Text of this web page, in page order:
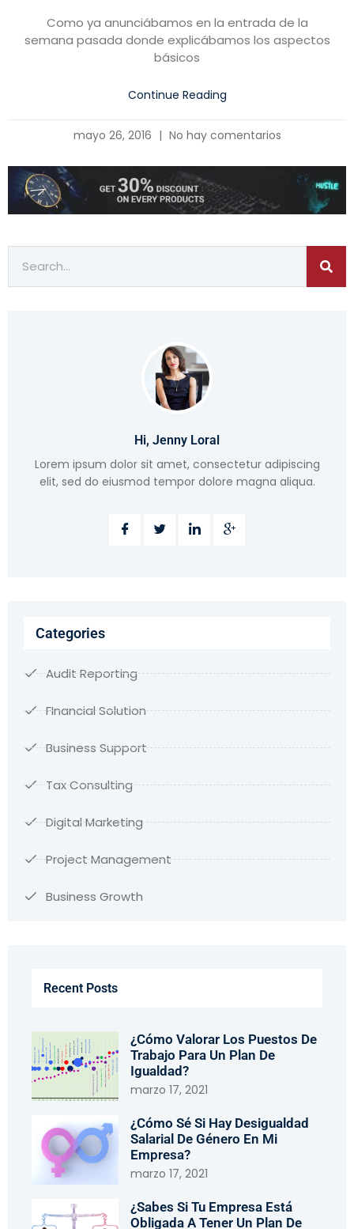
Como ya anunciábamos en la entrada de la
semana pasada donde explicábamos los aspectos
básicos
Continue Reading
mayo 26, 2016 No hay comentarios
Hi, Jenny Loral
Lorem ipsum dolor sit amet, consectetur adipiscing
elit, sed do eiusmod tempor dolore magna aliqua.
Categories
Audit Reporting
FInancial Solution
Business Support
Tax Consulting
Digital Marketing
Project Management
Business Growth
Recent Posts
¿Cómo Valorar Los Puestos De
Trabajo Para Un Plan De
Igualdad?
marzo 17, 2021
¿Cómo Sé Si Hay Desigualdad
Salarial De Género En Mi
Empresa?
marzo 17, 2021
¿Sabes Si Tu Empresa Está
Obligada A Tener Un Plan De